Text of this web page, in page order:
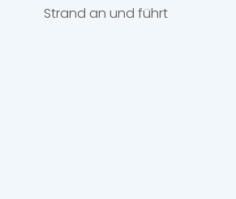
Strand an und führt